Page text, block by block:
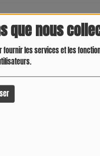
que nous
fournir les services et les